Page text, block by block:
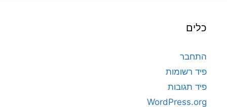
כלים
התחבר
פיד רשומות
פיד תגובות
WordPress.org